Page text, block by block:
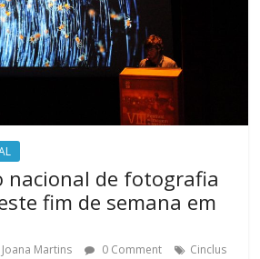
nacional de fotografia
fim de semana em
Joana Martins 0 Comment
Cinclus